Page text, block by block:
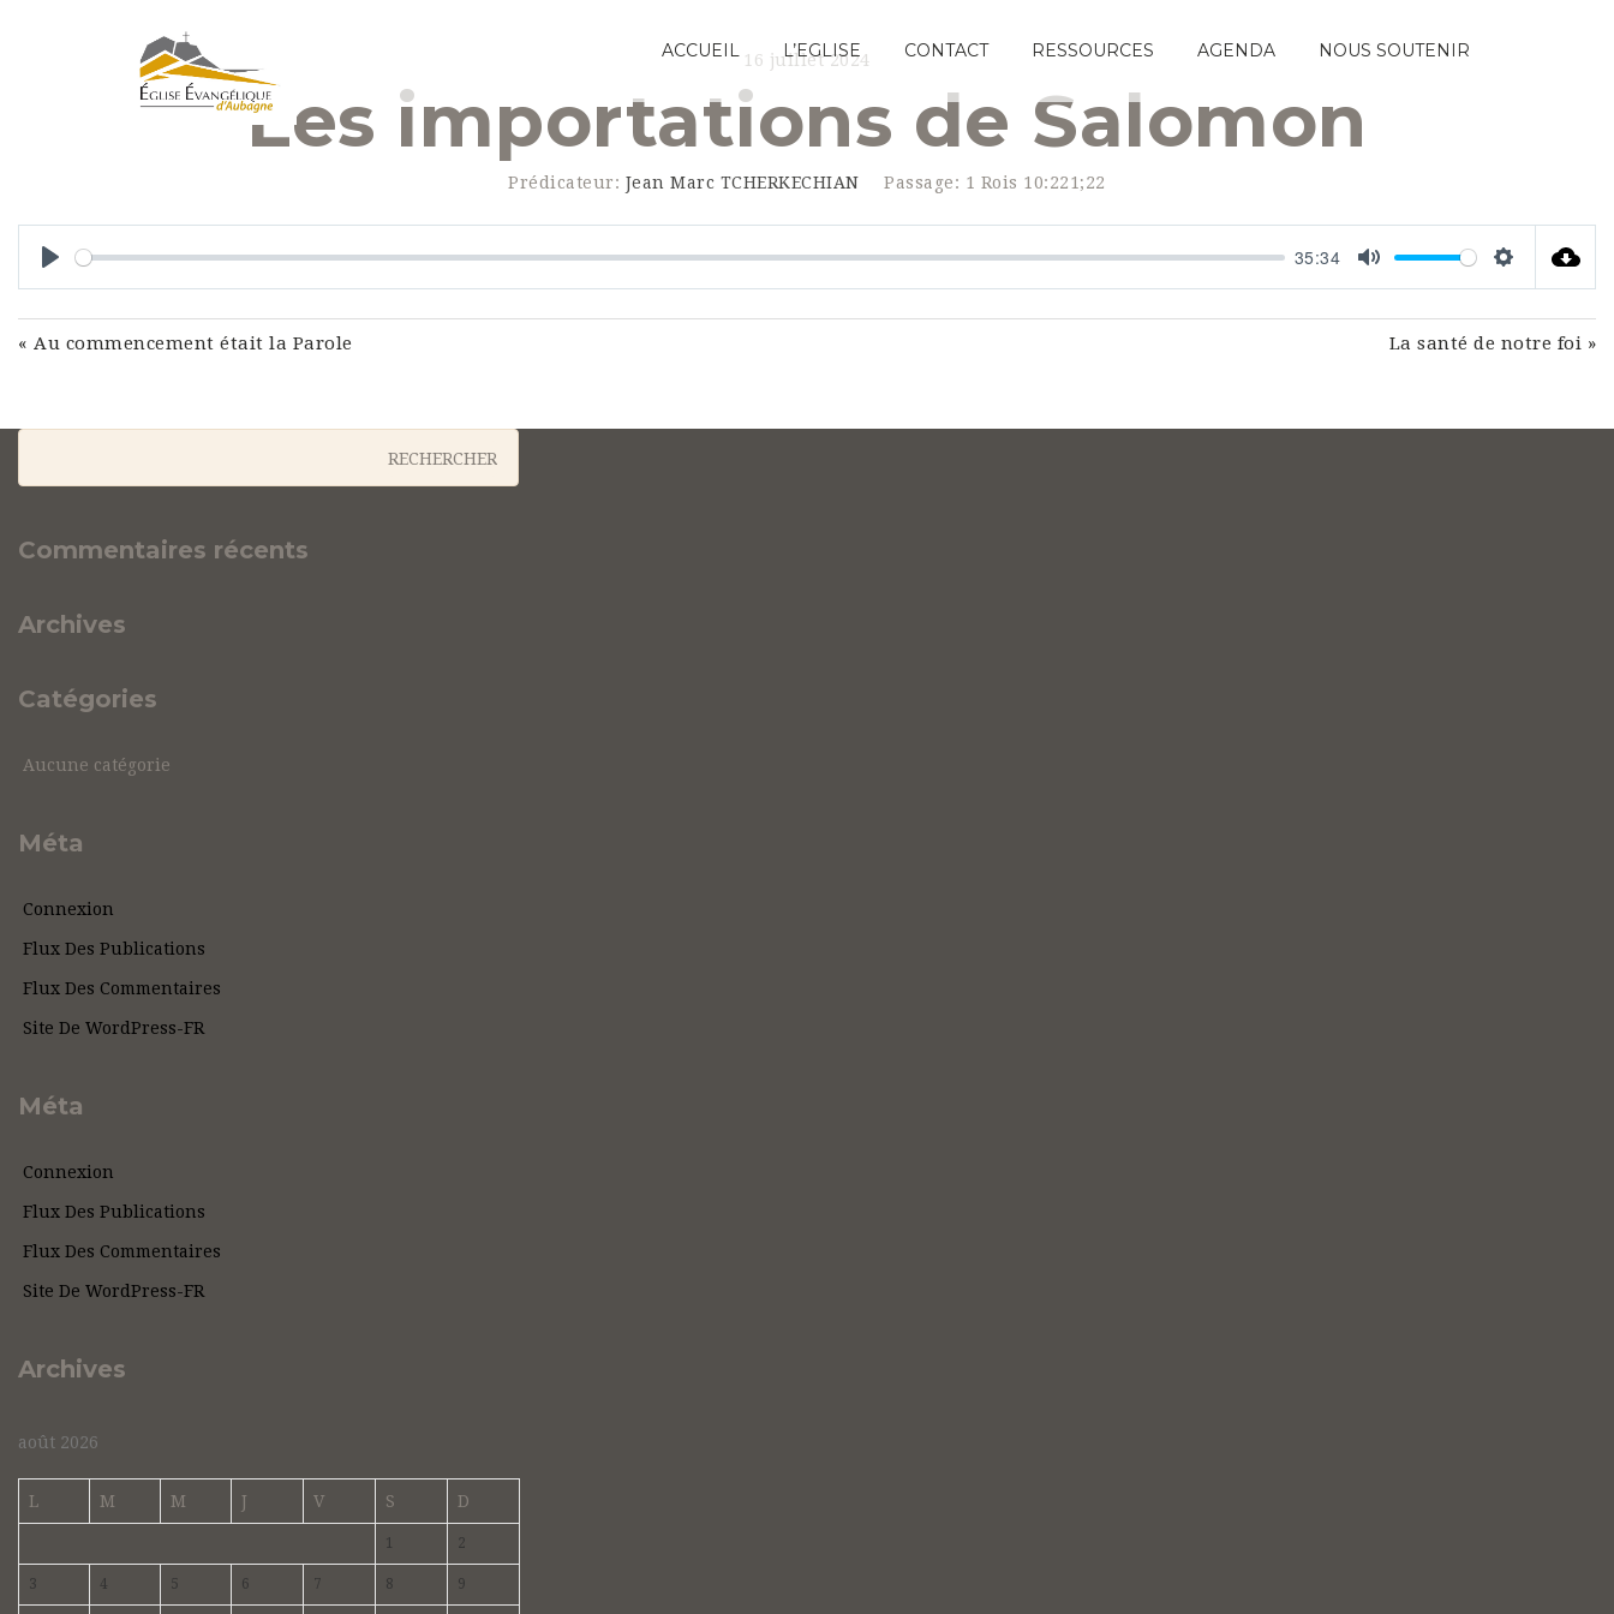
ACCUEIL L’EGLISE CONTACT RESSOURCES AGENDA NOUS SOUTENIR
16 juillet 2024
Les importations de Salomon
Prédicateur: Jean Marc TCHERKECHIAN Passage: 1 Rois 10:221;22
Play
35:34
Mute Settings
« Au commencement était la Parole La santé de notre foi »
Commentaires récents
Archives
Catégories
Aucune catégorie
Méta
Connexion
Flux Des Publications
Flux Des Commentaires
Site De WordPress-FR
Méta
Connexion
Flux Des Publications
Flux Des Commentaires
Site De WordPress-FR
Archives
août 2026
L M M J V S D
1 2
3 4 5 6 7 8 9